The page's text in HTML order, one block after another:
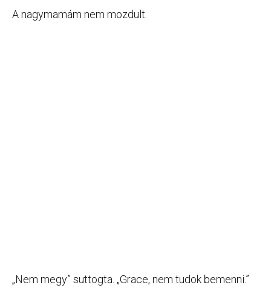
A nagymamám nem mozdult.
„Nem megy” suttogta. „Grace, nem tudok bemenni.”